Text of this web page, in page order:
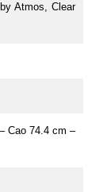
Atmos, Clear
Cao 74.4 cm –